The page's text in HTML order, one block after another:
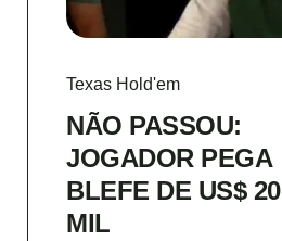
Texas Hold'em
NÃO PASSOU:
JOGADOR PEGA
BLEFE DE US$ 20
MIL